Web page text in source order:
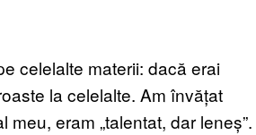
celelalte materii: dacă erai
la celelalte. Am învățat
eram „talentat, dar leneș”.